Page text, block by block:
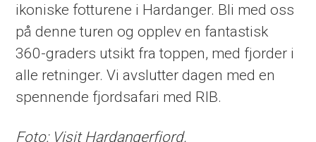
ikoniske fotturene i Hardanger. Bli med oss
på denne turen og opplev en fantastisk
360-graders utsikt fra toppen, med fjorder i
alle retninger. Vi avslutter dagen med en
spennende fjordsafari med RIB.
Foto: Visit Hardangerfjord.